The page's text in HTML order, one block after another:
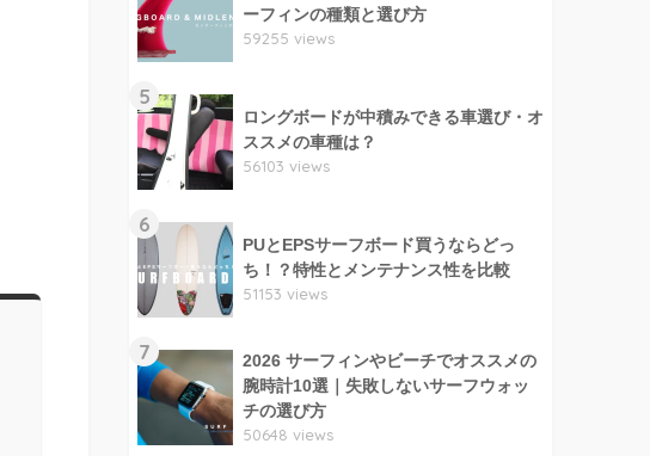
ーフィンの種類と選び方
59255 views
5
ロングボードが中積みできる車選び・オ
ススメの車種は？
56103 views
6
PUとEPSサーフボード買うならどっ
ち！？特性とメンテナンス性を比較
51153 views
7
2026 サーフィンやビーチでオススメの
腕時計10選｜失敗しないサーフウォッ
チの選び方
50648 views